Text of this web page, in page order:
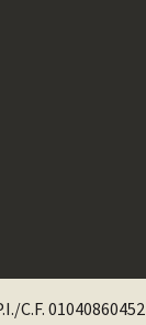
C.F. 01040860452